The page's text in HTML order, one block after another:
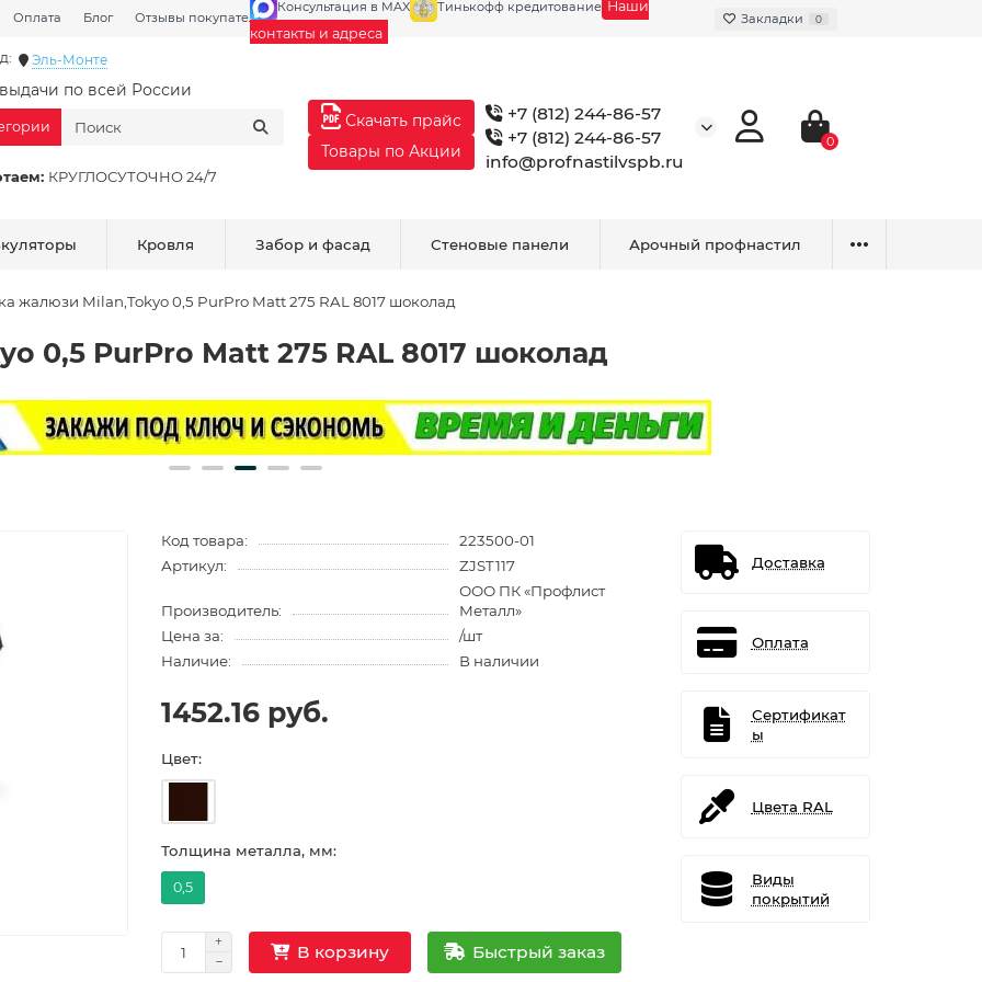
Оплата Блог Отзывы покупателей Галерея
Консультация в MAX Тинькофф кредитование Наши
контакты и адреса
Закладки 0
Эль-Монте
по всей России
КРУГЛОСУТОЧНО 24/7
Скачать прайс
Товары по Акции
+7 (812) 244-86-57
+7 (812) 244-86-57
info@profnastilvspb.ru
0
Кровля Забор и фасад Стеновые панели Арочный профнастил
жалюзи Milan,Tokyo 0,5 PurPro Matt 275 RAL 8017 шоколад
0,5 PurPro Matt 275 RAL 8017 шоколад
Код товара:
223500-01
Артикул:
ZJST117
Производитель:
ООО ПК «Профлист
Металл»
Цена за:
/шт
Наличие:
В наличии
1452.16 руб.
Цвет:
Толщина металла, мм:
0,5
В корзину Быстрый заказ
Доставка
Оплата
Сертификат
ы
Цвета RAL
Виды
покрытий